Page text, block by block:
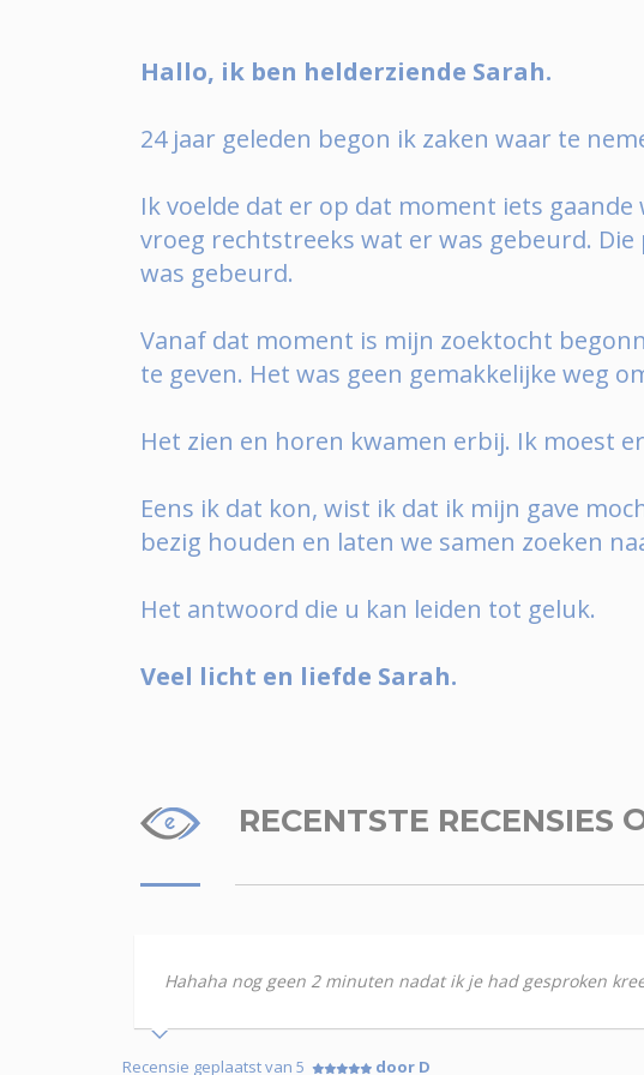
Hallo, ik ben helderziende Sarah.
24 jaar geleden begon ik zaken waar te
Ik voelde dat er op dat moment iets
vroeg rechtstreeks wat er was gebeurd.
was gebeurd.
Vanaf dat moment is mijn zoektocht
te geven. Het was geen gemakkelijke weg
Het zien en horen kwamen erbij. Ik moest
Eens ik dat kon, wist ik dat ik mijn gave
bezig houden en laten we samen zoeken
Het antwoord die u kan leiden tot geluk.
Veel licht en liefde Sarah.
RECENTSTE RECENSIES
Hahaha nog geen 2 minuten nadat ik je had gesproken
Recensie geplaatst van 5 door D